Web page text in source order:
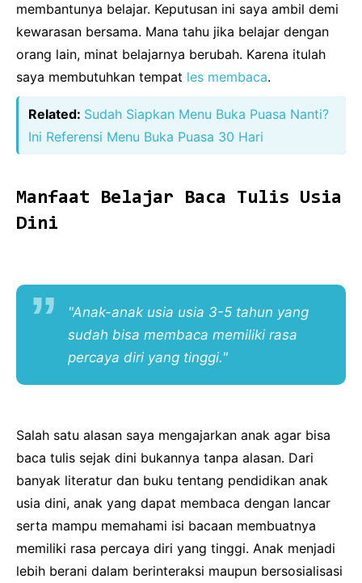
membantunya belajar. Keputusan ini saya ambil demi
kewarasan bersama. Mana tahu jika belajar dengan
orang lain, minat belajarnya berubah. Karena itulah
saya membutuhkan tempat les membaca.
Related: Sudah Siapkan Menu Buka Puasa Nanti?
Ini Referensi Menu Buka Puasa 30 Hari
Manfaat Belajar Baca Tulis Usia
Dini
"Anak-anak usia usia 3-5 tahun yang
sudah bisa membaca memiliki rasa
percaya diri yang tinggi."
Salah satu alasan saya mengajarkan anak agar bisa
baca tulis sejak dini bukannya tanpa alasan. Dari
banyak literatur dan buku tentang pendidikan anak
usia dini, anak yang dapat membaca dengan lancar
serta mampu memahami isi bacaan membuatnya
memiliki rasa percaya diri yang tinggi. Anak menjadi
lebih berani dalam berinteraksi maupun bersosialisasi